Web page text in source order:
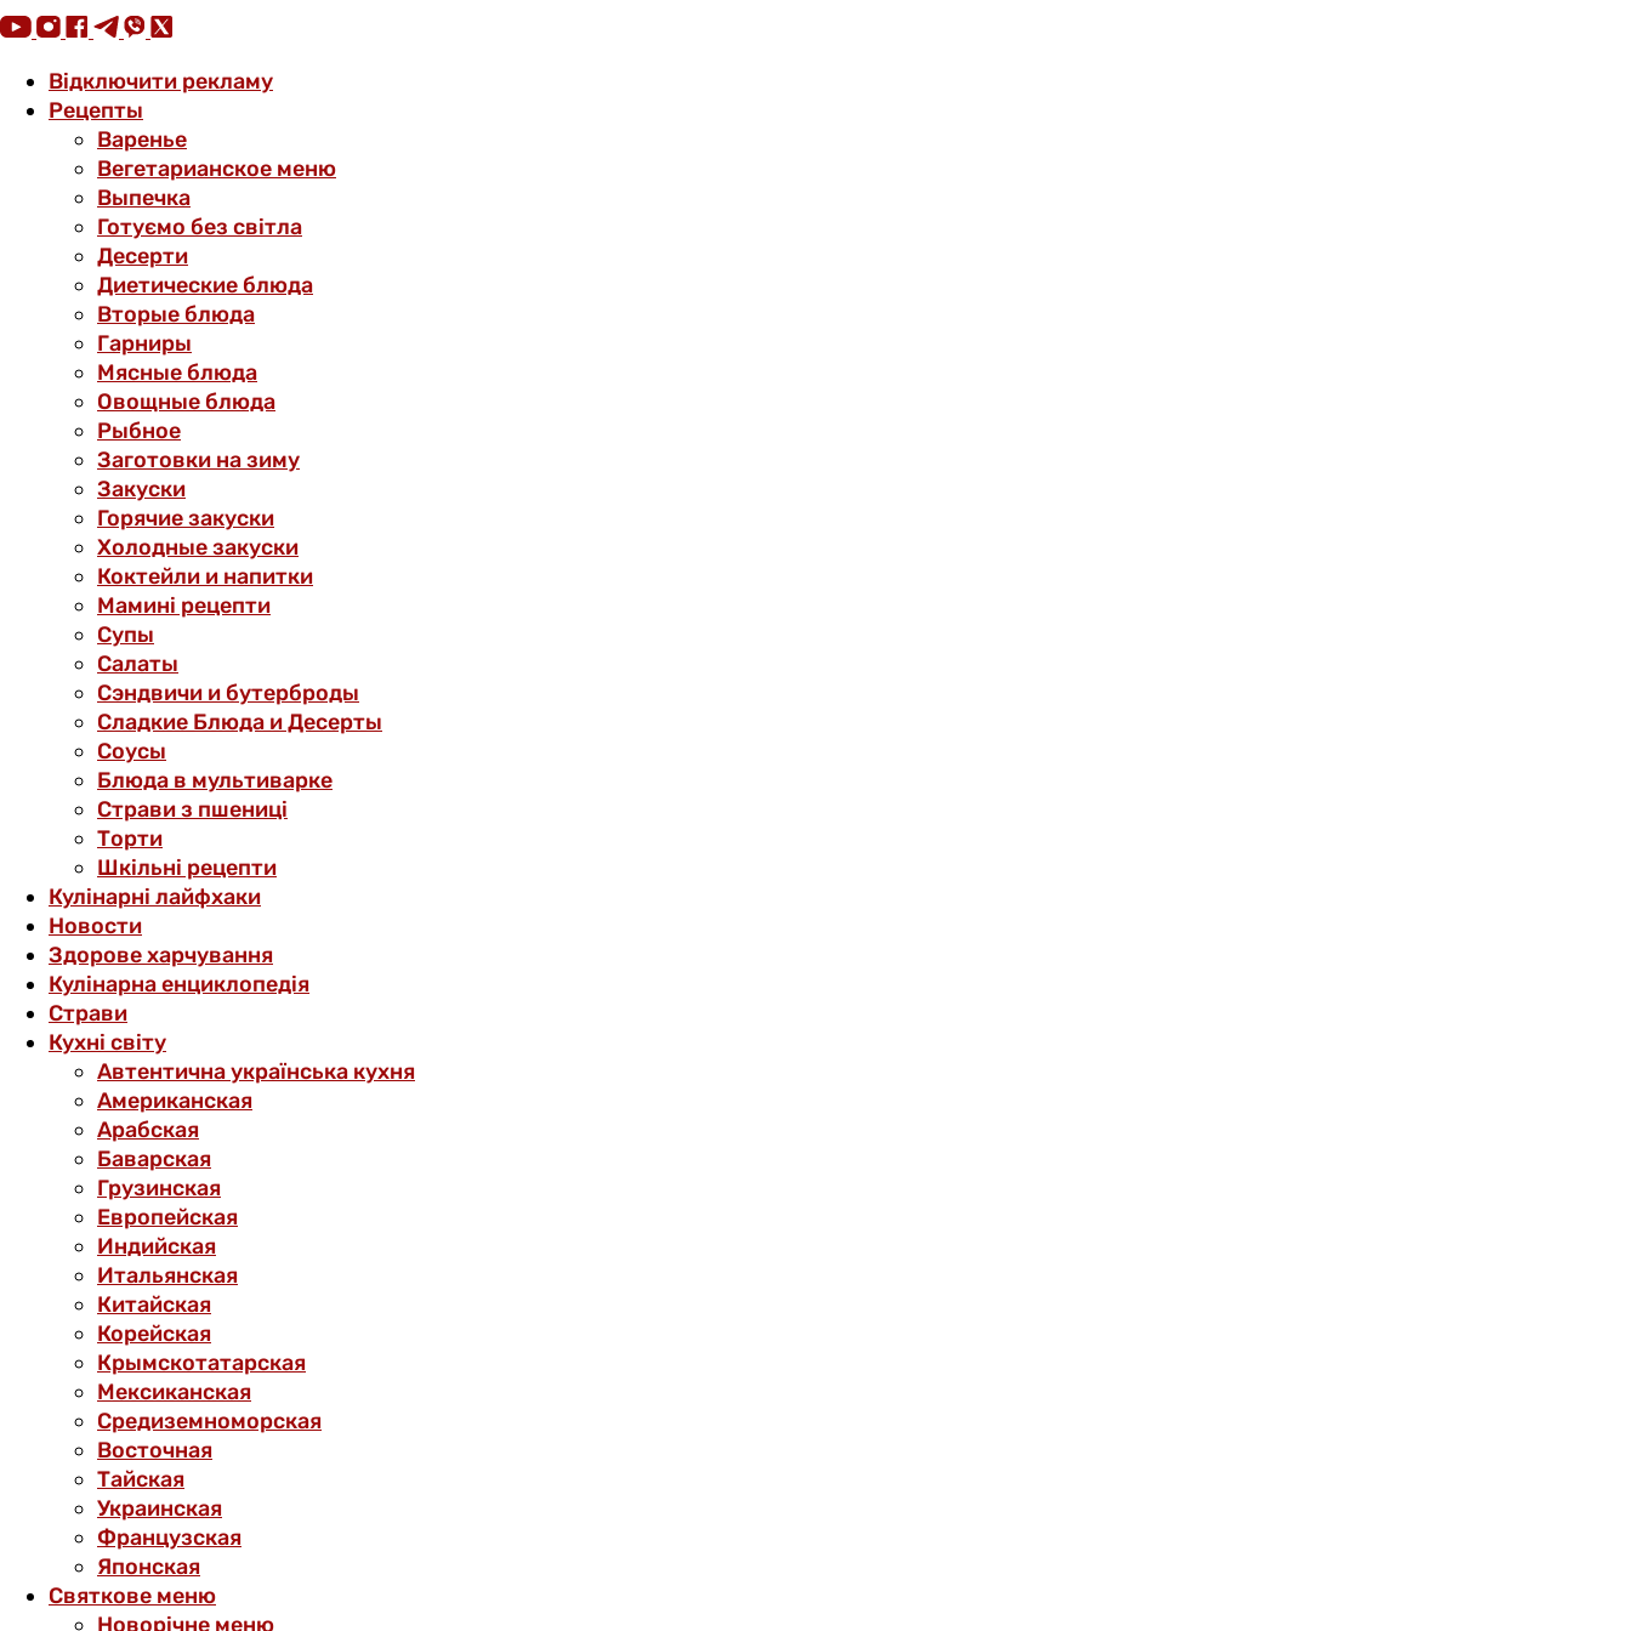
Відключити рекламу
Рецепты
Варенье
Вегетарианское меню
Выпечка
Готуємо без світла
Десерти
Диетические блюда
Вторые блюда
Гарниры
Мясные блюда
Овощные блюда
Рыбное
Заготовки на зиму
Закуски
Горячие закуски
Холодные закуски
Коктейли и напитки
Мамині рецепти
Супы
Салаты
Сэндвичи и бутерброды
Сладкие Блюда и Десерты
Соусы
Блюда в мультиварке
Страви з пшениці
Торти
Шкільні рецепти
Кулінарні лайфхаки
Новости
Здорове харчування
Кулінарна енциклопедія
Страви
Кухні світу
Автентична українська кухня
Американская
Арабская
Баварская
Грузинская
Европейская
Индийская
Итальянская
Китайская
Корейская
Крымскотатарская
Мексиканская
Средиземноморская
Восточная
Тайская
Украинская
Французская
Японская
Святкове меню
Новорічне меню